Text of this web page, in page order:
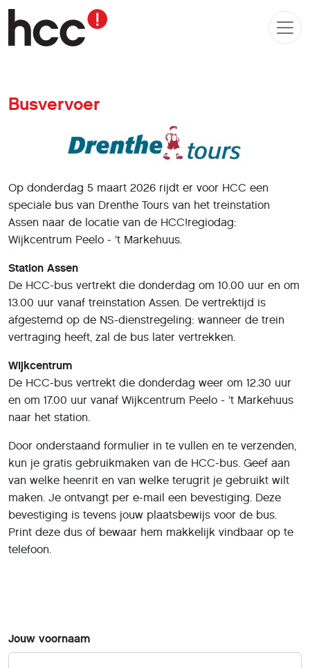
Busvervoer
Op donderdag 5 maart 2026 rijdt er voor HCC een
speciale bus van Drenthe Tours van het treinstation
Assen naar de locatie van de HCC!regiodag:
Wijkcentrum Peelo - ’t Markehuus.
Station Assen
De HCC-bus vertrekt die donderdag om 10.00 uur en om
13.00 uur vanaf treinstation Assen. De vertrektijd is
afgestemd op de NS-dienstregeling: wanneer de trein
vertraging heeft, zal de bus later vertrekken.
Wijkcentrum
De HCC-bus vertrekt die donderdag weer om 12.30 uur
en om 17.00 uur vanaf Wijkcentrum Peelo - ’t Markehuus
naar het station.
Door onderstaand formulier in te vullen en te verzenden,
kun je gratis gebruikmaken van de HCC-bus. Geef aan
van welke heenrit en van welke terugrit je gebruikt wilt
maken. Je ontvangt per e-mail een bevestiging. Deze
bevestiging is tevens jouw plaatsbewijs voor de bus.
Print deze dus of bewaar hem makkelijk vindbaar op te
telefoon.
Jouw voornaam